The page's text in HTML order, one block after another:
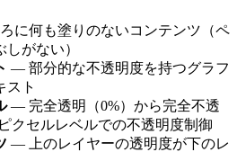
に何も塗りのないコンテンツ（ペ
がない）
— 部分的な不透明度を持つグラフ
スト
— 完全透明（0%）から完全不透
クセルレベルでの不透明度制御
— 上のレイヤーの透明度が下のレ